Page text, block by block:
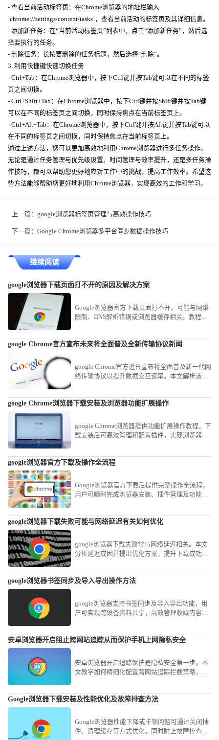
- 查看当前活动标签页：在Chrome浏览器的地址栏输入
`chrome://settings/content/tasks`，查看当前活动的标签页及其详细信息。
- 添加新任务：在“当前活动标签页”列表中，点击“添加新任务”，然后选
择要执行的任务。
- 删除任务：长按要删除的任务标题，然后选择“删除”。
3. 利用快捷键快速切换任务
- Ctrl+Tab：在Chrome浏览器中，按下Ctrl键并按Tab键可以在不同的标签
页之间切换。
- Ctrl+Shift+Tab：在Chrome浏览器中，按下Ctrl键并按Shift键并按Tab键
可以在不同的标签页之间切换，同时保持焦点在当前标签页上。
- Ctrl+Alt+Tab：在Chrome浏览器中，按下Ctrl键并按Alt键并按Tab键可以
在不同的标签页之间切换，同时保持焦点在当前标签页上。
通过上述方法，您可以更加高效地利用Chrome浏览器进行多任务操作。
无论是通过任务管理与优先级设置、时间管理与效率提升，还是多任务操
作技巧，都可以帮助您更好地应对工作中的挑战，提高工作效率。希望这
些方法能够帮助您更好地利用Chrome浏览器，实现高效的工作和学习。
上一篇： google浏览器标签页管理与高效操作技巧
下一篇： Google Chrome浏览器多平台同步数据操作技巧
继续阅读
google浏览器下载页面打不开的原因及解决方案
Google浏览器官方下载页面打不开，可能与网络
限制、DNS解析错误或浏览器缓存相关。教程分
google Chrome官方宣布未来将全面普及全新传输协议新闻
google Chrome官方近日宣布将全面普及新一代网
络传输协议以提升数据交互速率。本文解析该新
google Chrome浏览器下载安装及浏览器功能扩展操作
google Chrome浏览器提供功能扩展操作教程，下
载安装后可高效管理和配置插件，实现浏览器功
google浏览器官方下载及操作全流程
Google浏览器官方下载后提供完整操作全流程，
用户可顺利完成浏览器安装、插件管理及功能配
google浏览器下载失败可能与网络延迟有关如何优化
google浏览器下载失败常与网络延迟相关。本文
分析延迟成因并提出优化方案，提升下载成功率
google浏览器书签同步及导入导出操作方法
google浏览器支持书签同步及导入导出功能，用
户可实现跨设备资料共享，高效管理收藏内容，
安卓浏览器开启阻止跨网站追踪从而保护手机上网隐私安全
安卓浏览器开启追踪保护是隐私安全第一步。本
文教学如何精细化配置跨网站追踪拦截策略，防
Google浏览器下载安装及性能优化及故障排查方法
Google浏览器性能下降或卡顿问题可通过关闭插
件、清理缓存等方式优化，同时附上故障排查建